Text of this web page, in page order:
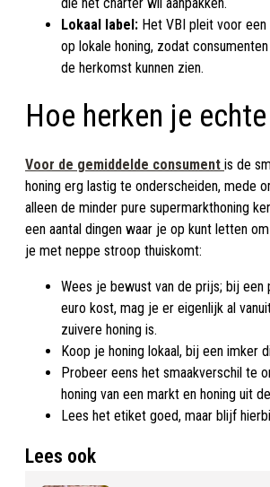
Lokaal label: Het VBI pleit voor een
op lokale honing, zodat
de herkomst kunnen zien.
Hoe herken je
Voor de gemiddelde consument is de
honing erg lastig te onderscheiden, mede
alleen de minder pure supermarkthoning
een aantal dingen waar je op kunt letten
je met neppe stroop thuiskomt:
Wees je bewust van de prijs; bij een
euro kost, mag je er eigenlijk al
zuivere honing is.
Koop je honing lokaal, bij een imker
Probeer eens het smaakverschil te
honing van een markt en honing uit
Lees het etiket goed, maar blijf
Lees ook